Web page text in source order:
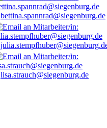
bettina.spannrad@siegenburg.de
lisa.strauch@siegenburg.de